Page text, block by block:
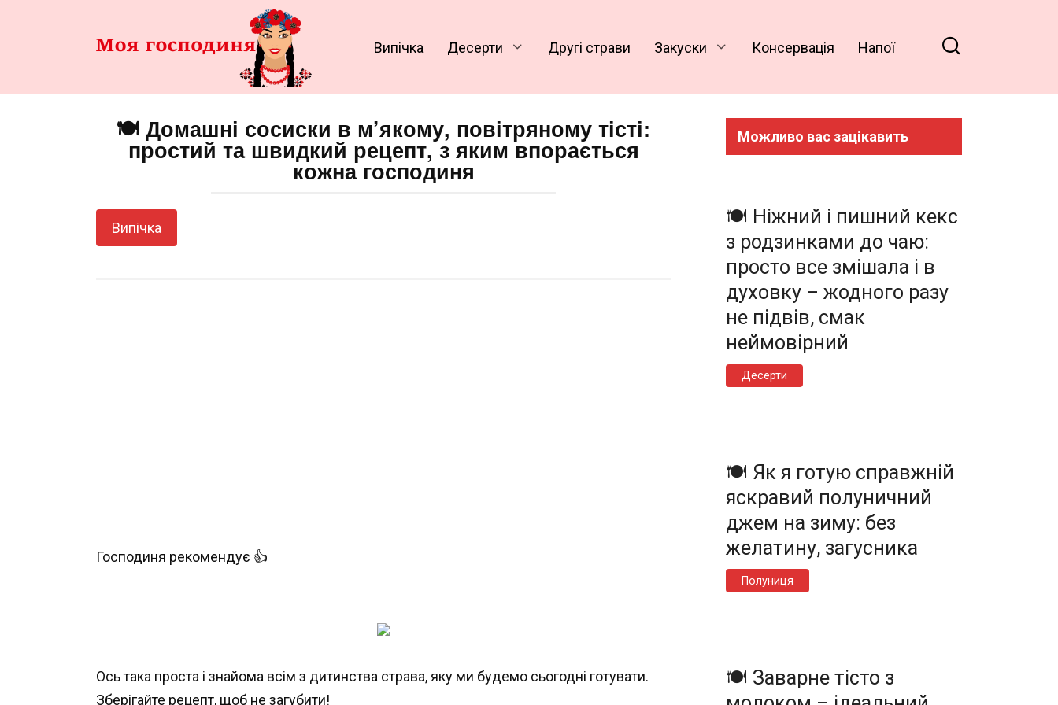
Випічка Десерти Другі страви Закуски Консервація Напої
🍽️ Домашні сосиски в м’якому, повітряному тісті:
простий та швидкий рецепт, з яким впорається
кожна господиня
Випічка
Господиня рекомендує 👍
Ось така проста і знайома всім з дитинства страва, яку ми будемо сьогодні готувати.
Зберігайте рецепт, щоб не загубити!
Можливо вас зацікавить
🍽️ Ніжний і пишний кекс
з родзинками до чаю:
просто все змішала і в
духовку – жодного разу
не підвів, смак
неймовірний
Десерти
🍽️ Як я готую справжній
яскравий полуничний
джем на зиму: без
желатину, загусника
Полуниця
🍽️ Заварне тісто з